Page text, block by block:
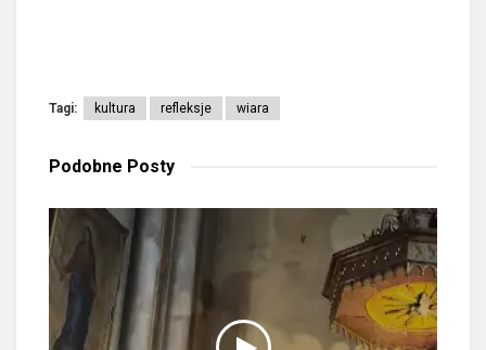
Tagi: kultura refleksje wiara
Podobne Posty